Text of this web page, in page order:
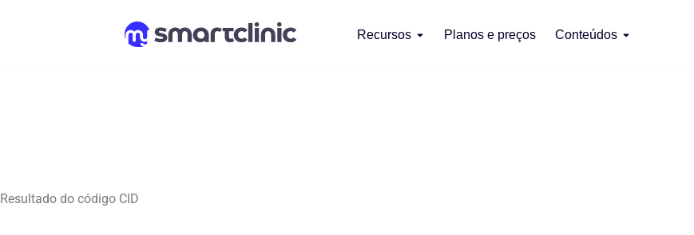
Recursos Planos e preços Conteúdos
Resultado do código CID